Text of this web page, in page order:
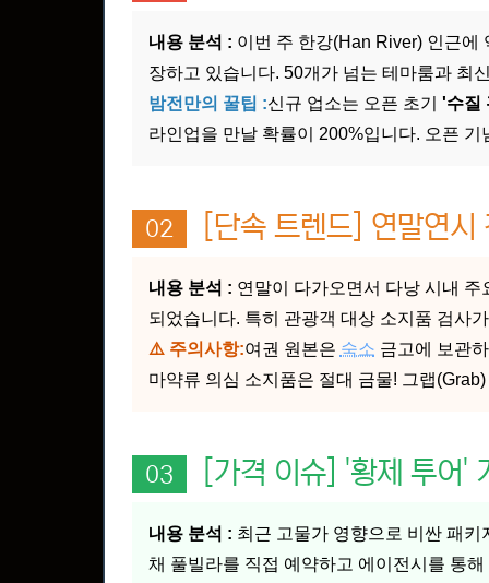
내용 분석 : 이번 주 한강(Han River) 인근에
장하고 있습니다. 50개가 넘는 테마룸과 최
밤전만의 꿀팁 :신규 업소는 오픈 초기 '수질
라인업을 만날 확률이 200%입니다. 오픈
02 [단속 트렌드] 연말연
내용 분석 : 연말이 다가오면서 다낭 시내
되었습니다. 특히 관광객 대상 소지품 검사
⚠️ 주의사항:여권 원본은 숙소 금고에 보관
마약류 의심 소지품은 절대 금물! 그랩
03 [가격 이슈] '황제 투어'
내용 분석 : 최근 고물가 영향으로 비싼 패
채 풀빌라를 직접 예약하고 에이전시를 통